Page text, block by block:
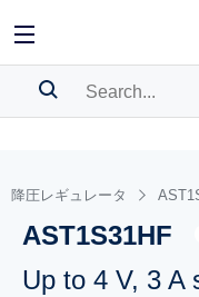
BOOKMARK
Pleaselog into show
降圧レギュレータ
AST1S31HF
Up to 4 V, 3 A